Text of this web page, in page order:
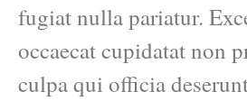
fugiat nulla pariatur.
occaecat cupidatat non
culpa qui officia